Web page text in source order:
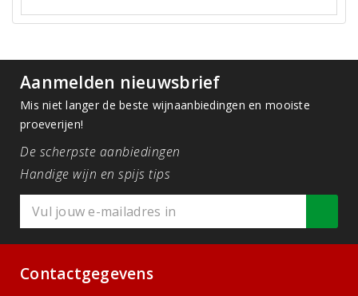
Aanmelden nieuwsbrief
Mis niet langer de beste wijnaanbiedingen en mooiste
proeverijen!
De scherpste aanbiedingen
Handige wijn en spijs tips
Contactgegevens